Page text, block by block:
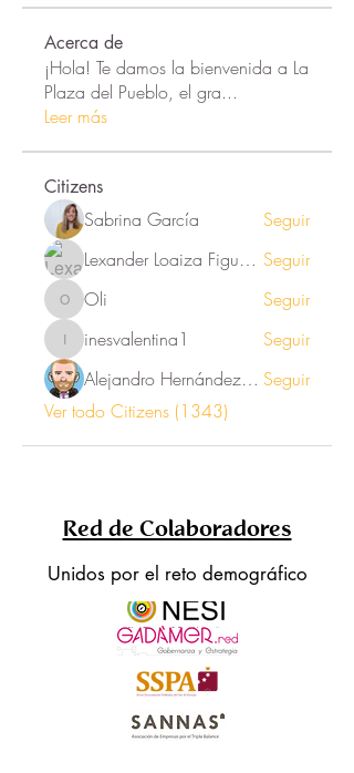
Acerca de
¡Hola! Te damos la bienvenida a La
Plaza del Pueblo, el gra...
Leer más
Citizens
Sabrina García
Seguir
Lexander Loaiza Figueroa Seguir
Oli Oli Seguir
inesvalentina1
inesvalentina1
Seguir
Alejandro Hernández Renner Seguir
Ver todo Citizens (1343)
Red de Colaboradores
Unidos por el reto demográfico